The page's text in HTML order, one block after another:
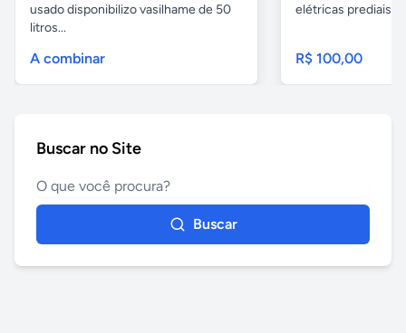
usado disponibilizo vasilhame de 50
litros...
A combinar
elétricas prediais e
R$ 100,00
Buscar no Site
Buscar